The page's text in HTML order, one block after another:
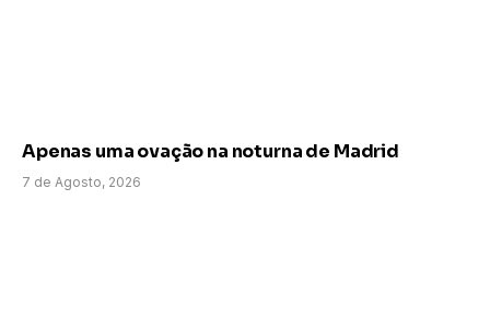
Apenas uma ovação na noturna de Madrid
7 de Agosto, 2026